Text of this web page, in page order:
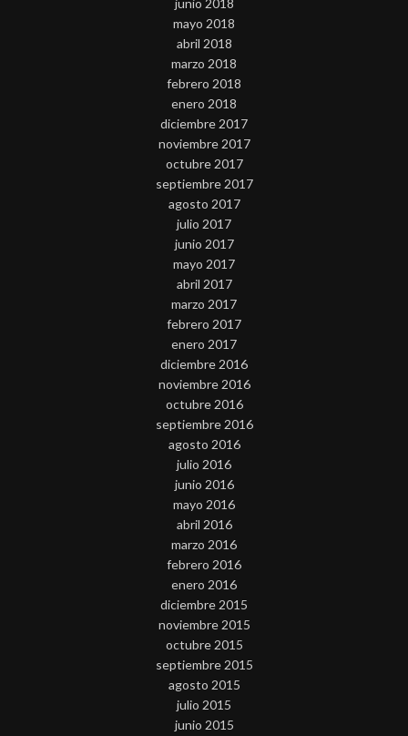
junio 2018
mayo 2018
abril 2018
marzo 2018
febrero 2018
enero 2018
diciembre 2017
noviembre 2017
octubre 2017
septiembre 2017
agosto 2017
julio 2017
junio 2017
mayo 2017
abril 2017
marzo 2017
febrero 2017
enero 2017
diciembre 2016
noviembre 2016
octubre 2016
septiembre 2016
agosto 2016
julio 2016
junio 2016
mayo 2016
abril 2016
marzo 2016
febrero 2016
enero 2016
diciembre 2015
noviembre 2015
octubre 2015
septiembre 2015
agosto 2015
julio 2015
junio 2015